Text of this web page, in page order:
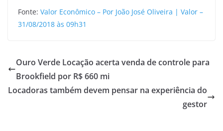
Fonte: Valor Econômico – Por João José Oliveira | Valor –
31/08/2018 às 09h31
Ouro Verde Locação acerta venda de controle para
Brookfield por R$ 660 mi
Locadoras também devem pensar na experiência do
gestor